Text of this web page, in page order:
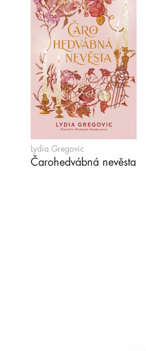
Lydia Gregovic
Čarohedvábná nevěsta